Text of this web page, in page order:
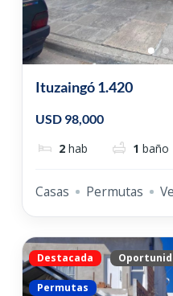
Ituzaingó 1.420
USD 98,000
2 hab 1 baño
Casas Permutas
Destacada
Permutas